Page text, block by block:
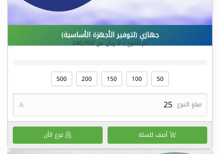
جهازي (لتوفير الأجهزة الأساسية)
تم التبرع بـ0ريال من240,000
50
100
150
200
500
مبلغ التبرع 
أضف للسلة تبرع الآن